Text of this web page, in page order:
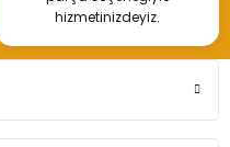
hizmetinizdeyiz.